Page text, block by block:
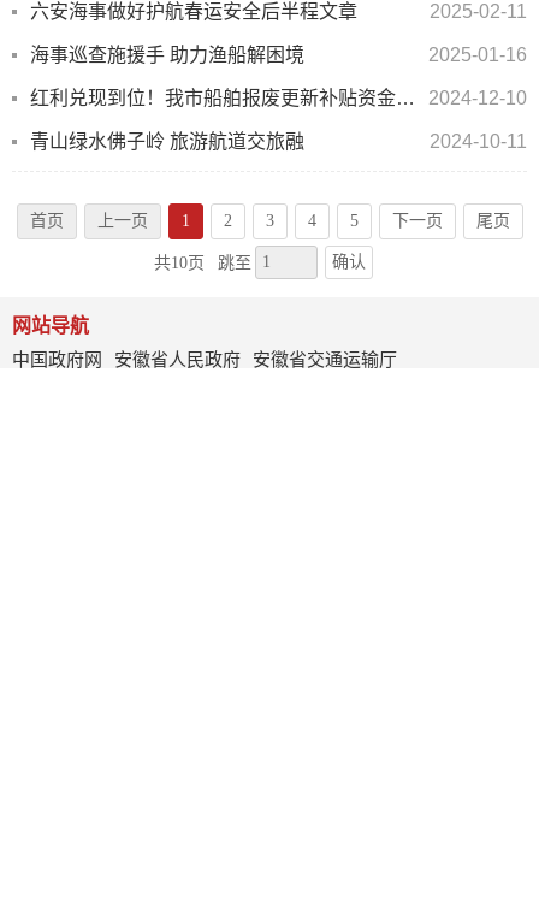
六安海事做好护航春运安全后半程文章 2025-02-11
海事巡查施援手 助力渔船解困境 2025-01-16
红利兑现到位！我市船舶报废更新补贴资金完成发放 2024-12-10
青山绿水佛子岭 旅游航道交旅融 2024-10-11
首页 上一页 1 2 3 4 5 下一页 尾页
共10页 跳至 确认
网站导航
中国政府网
安徽省人民政府
安徽省交通运输厅